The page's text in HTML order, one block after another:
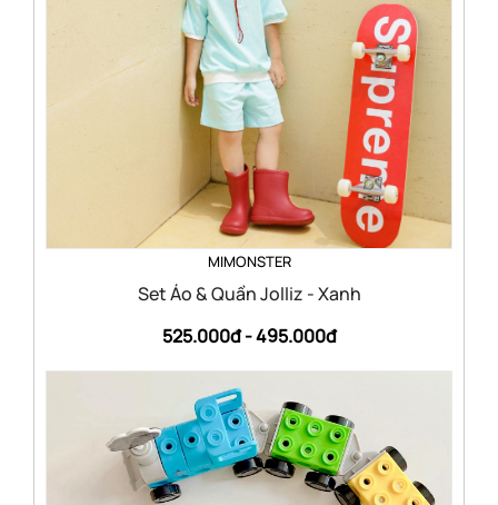
MIMONSTER
Set Áo & Quần Jolliz - Xanh
525.000đ -495.000đ